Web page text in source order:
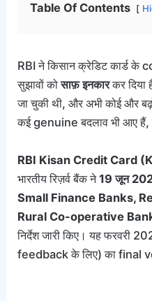
Table Of Contents
RBI ने किसान क्रेडिट कार्ड
सुझावों कोसाफ़ इनकारकर दिया
जा चुकी थी, और अभी कोई और
कई genuine बदलाव भी आए हैं,
RBI Kisan Credit Card
भारतीय रिज़र्व बैंक ने19 जून
Small Finance Banks,
Rural Co-operative
निर्देश जारी किए। यह फरवरी
feedback के लिए) का final